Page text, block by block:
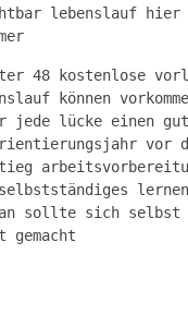
lebenslauf hier
48 kostenlose
können
jede lücke einen
vor
sollte sich selbst